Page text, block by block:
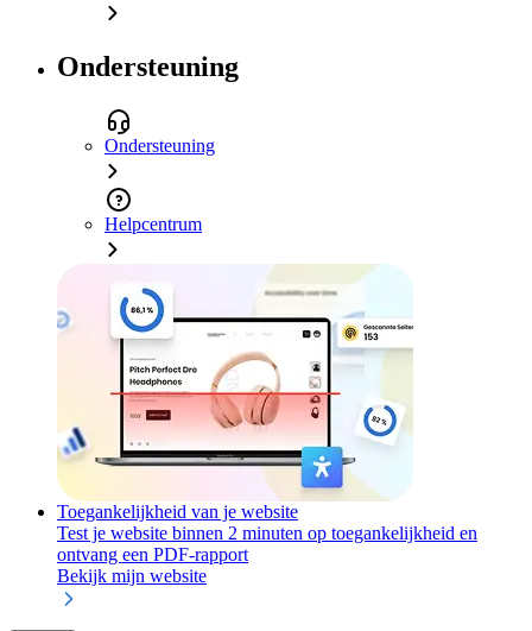
Ondersteuning
Ondersteuning
Helpcentrum
Toegankelijkheid van je website
Test je website binnen 2 minuten op toegankelijkheid en
ontvang een PDF-rapport
Bekijk mijn website